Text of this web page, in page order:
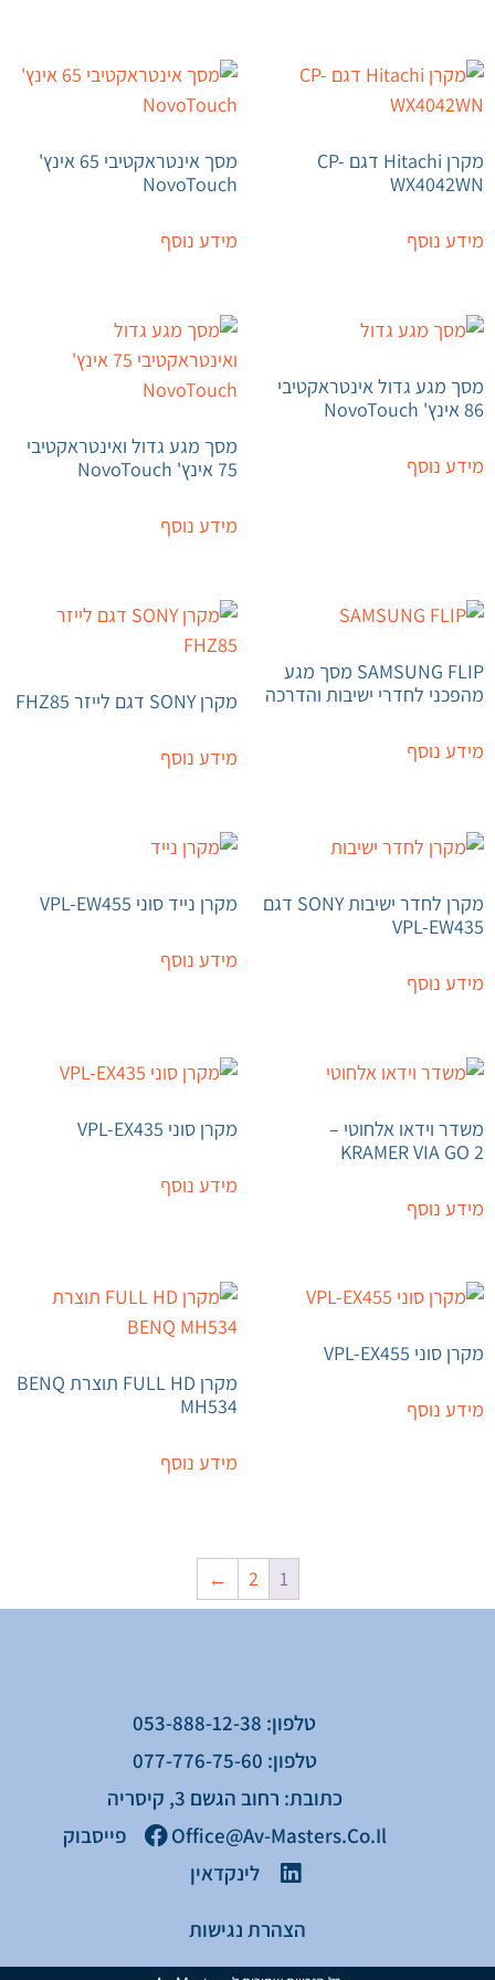
מקרן Hitachi דגם CP-
WX4042WN
מידע נוסף
מסך אינטראקטיבי 65 אינץ'
NovoTouch
מידע נוסף
מסך מגע גדול אינטראקטיבי
86 אינץ' NovoTouch
מידע נוסף
מסך מגע גדול ואינטראקטיבי
75 אינץ' NovoTouch
מידע נוסף
SAMSUNG FLIP מסך מגע
מהפכני לחדרי ישיבות והדרכה
מידע נוסף
מקרן SONY דגם לייזר FHZ85
מידע נוסף
מקרן לחדר ישיבות SONY דגם
VPL-EW435
מידע נוסף
מקרן נייד סוני VPL-EW455
מידע נוסף
משדר וידאו אלחוטי –
KRAMER VIA GO 2
מידע נוסף
מקרן סוני VPL-EX435
מידע נוסף
מקרן סוני VPL-EX455
מידע נוסף
מקרן FULL HD תוצרת BENQ
MH534
מידע נוסף
1
2
←
טלפון: 053-888-12-38
טלפון: 077-776-75-60
כתובת: רחוב הגשם 3, קיסריה
Office@av-Masters.co.il
פייסבוק
לינקדאין
הצהרת נגישות